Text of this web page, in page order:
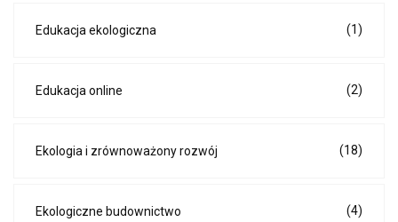
Edukacja ekologiczna (1)
Edukacja online (2)
Ekologia i zrównoważony rozwój (18)
Ekologiczne budownictwo (4)